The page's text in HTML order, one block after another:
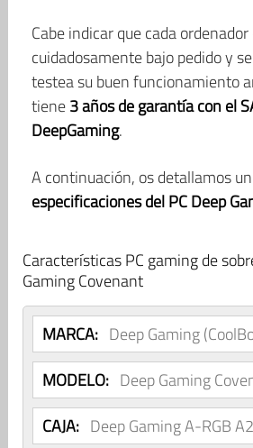
Cabe indicar que cada
cuidadosamente bajo pedido y
testea su buen funcionamiento
tiene3 años de garantíacon el
DeepGaming.
A continuación, os detallamos
especificaciones del PC Deep
Características PC gaming de
Gaming Covenant
MARCA: Deep Gaming
MODELO: Deep Gaming
CAJA: Deep Gaming A-RGB